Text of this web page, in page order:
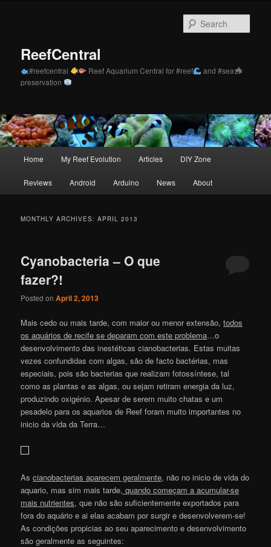
ReefCentral
#reefcentral Reef Aquarium Central for #reef
and #sea
preservation
Home My Reef Evolution Articles DIY Zone
Reviews Android Arduino News About
MONTHLY ARCHIVES:APRIL 2013
Cyanobacteria – O que
fazer?!
Posted onApril 2, 2013
Mais cedo ou mais tarde, com maior ou menor extensão,todos
os aquários de recife se deparam com este problema…o
desenvolvimento das inestéticas cianobacterias. Estas muitas
vezes confundidas com algas, são de facto bactérias, mas
especiais, pois são bacterias que realizam fotossíntese, tal
como as plantas e as algas, ou sejam retiram energia da luz,
produzindo oxigénio. Apesar de serem muito chatas e um
pesadelo para os aquarios de Reef foram muito importantes no
inicio da vida da Terra…
Ascianobacterias aparecem geralmente, não no inicio de vida do
aquario, mas sim mais tarde, quando começam a acumular-se
mais nutrientes, que não são suficientemente exportados para
fora do aquário e ai elas acabam por surgir e desenvolverem-se!
As condições propicias ao seu aparecimento e desenvolvimento
são geralmente as seguintes: